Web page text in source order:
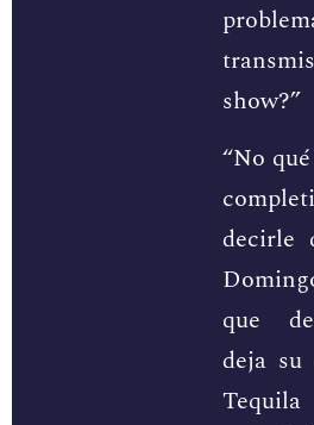
show?”
“No
decirle
que
deja su